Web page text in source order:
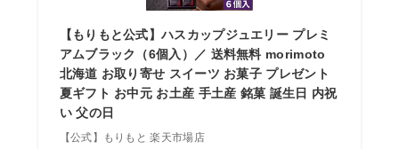
【もりもと公式】ハスカップジュエリー プレミ
アムブラック（6個入）／ 送料無料 morimoto
北海道 お取り寄せ スイーツ お菓子 プレゼント
夏ギフト お中元 お土産 手土産 銘菓 誕生日 内祝
い 父の日
【公式】もりもと 楽天市場店